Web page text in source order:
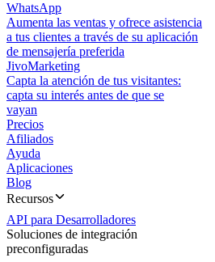
WhatsApp
Aumenta las ventas y ofrece asistencia
a tus clientes a través de su aplicación
de mensajería preferida
JivoMarketing
Capta la atención de tus visitantes:
capta su interés antes de que se
vayan
Precios
Afiliados
Ayuda
Aplicaciones
Blog
Recursos
API para Desarrolladores
Soluciones de integración
preconfiguradas